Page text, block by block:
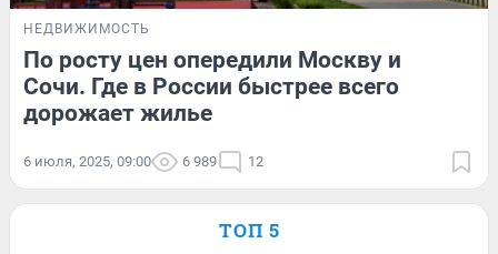
НЕДВИЖИМОСТЬ
По росту цен опередили Москву и
Сочи. Где в России быстрее всего
дорожает жилье
6 июля, 2025, 09:00 6 989 12
ТОП 5